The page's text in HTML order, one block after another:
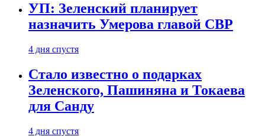
УП: Зеленский планирует
назначить Умерова главой СВР
4 дня спустя
Стало известно о подарках
Зеленского, Пашиняна и Токаева
для Санду
4 дня спустя